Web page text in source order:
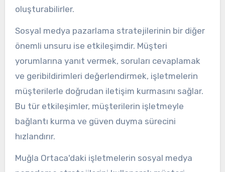
oluşturabilirler.
Sosyal medya pazarlama stratejilerinin bir diğer
önemli unsuru ise etkileşimdir. Müşteri
yorumlarına yanıt vermek, soruları cevaplamak
ve geribildirimleri değerlendirmek, işletmelerin
müşterilerle doğrudan iletişim kurmasını sağlar.
Bu tür etkileşimler, müşterilerin işletmeyle
bağlantı kurma ve güven duyma sürecini
hızlandırır.
Muğla Ortaca'daki işletmelerin sosyal medya